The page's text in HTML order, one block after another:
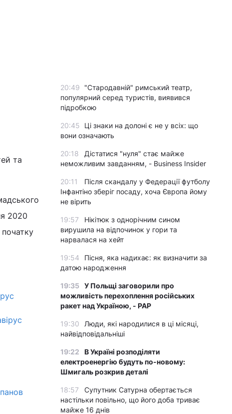
та
2020
20:49
"Стародавній" римський театр,
популярний серед туристів, виявився
підробкою
20:45
Ці знаки на долоні є не у всіх: що
вони означають
20:18
Дістатися "нуля" стає майже
неможливим завданням, - Business Insider
20:11
Після скандалу у Федерації футболу
Інфантіно зберіг посаду, хоча Європа йому
не вірить
19:57
Нікітюк з однорічним сином
вирушила на відпочинок у гори та
нарвалася на хейт
19:54
Пісня, яка надихає: як визначити за
датою народження
19:35 У Польщі заговорили про
можливість перехоплення російських
ракет над Україною, - PAP
19:30
Люди, які народилися в ці місяці,
найвідповідальніші
19:22
В Україні розподіляти
електроенергію будуть по-новому:
Шмигаль розкрив деталі
18:57
Супутник Сатурна обертається
настільки повільно, що його доба триває
майже 16 днів